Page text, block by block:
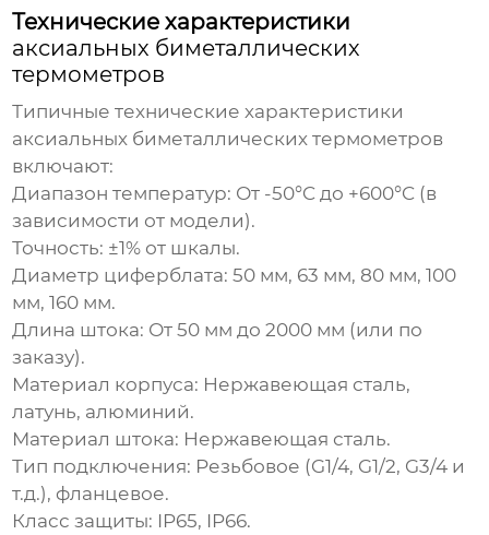
Технические характеристики
аксиальных биметаллических
термометров
Типичные технические характеристики
аксиальных биметаллических термометров
включают:
Диапазон температур: От -50°C до +600°C (в
зависимости от модели).
Точность: ±1% от шкалы.
Диаметр циферблата: 50 мм, 63 мм, 80 мм, 100
мм, 160 мм.
Длина штока: От 50 мм до 2000 мм (или по
заказу).
Материал корпуса: Нержавеющая сталь,
латунь, алюминий.
Материал штока: Нержавеющая сталь.
Тип подключения: Резьбовое (G1/4, G1/2, G3/4 и
т.д.), фланцевое.
Класс защиты: IP65, IP66.